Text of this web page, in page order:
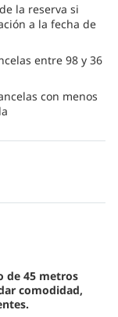
la reserva si
a la fecha de
entre 98 y 36
con menos
de 45 metros
comodidad,